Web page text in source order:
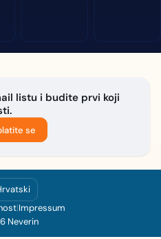
listu i budite prvi koji
se
|Impressum
Neverin